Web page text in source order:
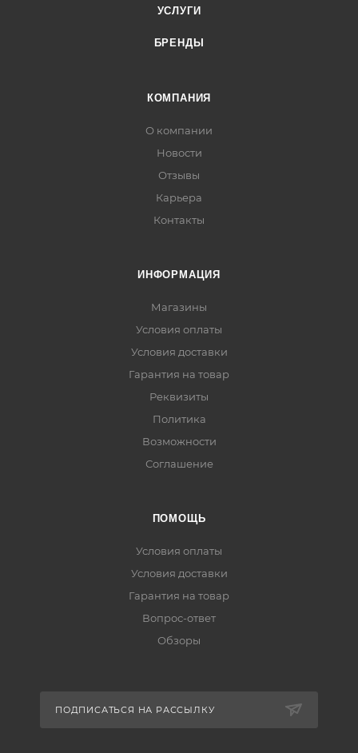
УСЛУГИ
БРЕНДЫ
КОМПАНИЯ
О компании
Новости
Отзывы
Карьера
Контакты
ИНФОРМАЦИЯ
Магазины
Условия оплаты
Условия доставки
Гарантия на товар
Реквизиты
Политика
Возможности
Соглашение
ПОМОЩЬ
Условия оплаты
Условия доставки
Гарантия на товар
Вопрос-ответ
Обзоры
ПОДПИСАТЬСЯ НА РАССЫЛКУ